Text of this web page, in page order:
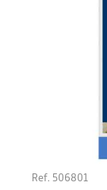
Ref. 506801